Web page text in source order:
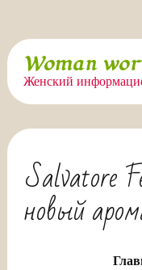
Перейти
содержимому
Woman
Женский
Salvatore
новый